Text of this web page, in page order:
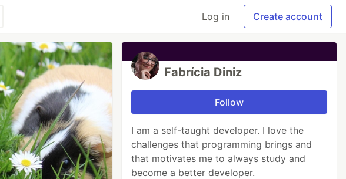
Log in Create account
Fabrícia Diniz
Follow
I am a self-taught developer. I love the
challenges that programming brings and
that motivates me to always study and
become a better developer.